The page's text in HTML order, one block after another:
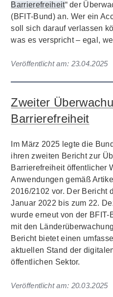
Barrierefreiheit“ der
(BFIT-Bund) an. Wer ein
soll sich darauf verlassen
was es verspricht – egal,
Veröffentlicht am: 23.04.2025
Zweiter
Barrierefreiheit
Im März 2025 legte die
ihren zweiten Bericht zur
Barrierefreiheit öffentlicher
Anwendungen gemäß
2016/2102 vor. Der Bericht
Januar 2022 bis zum 22.
wurde erneut von der
mit den
Bericht bietet einen
aktuellen Stand der
öffentlichen Sektor.
Veröffentlicht am: 20.03.2025